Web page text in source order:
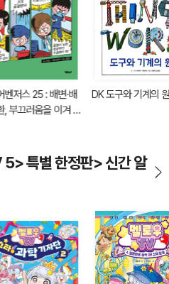
벤저스 25 : 배변·배
, 부끄러움을 이겨 내
DK 도구와 기계의
특별 한정판> 신간 알